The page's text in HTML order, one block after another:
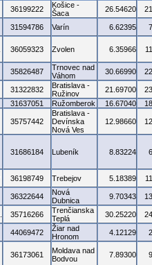
36199222
Košice -
Šaca
26.54620
31594786 Varín 6.62395
36059323 Zvolen 6.35966
35826487
Trnovec nad
Váhom
30.66990
31322832
Bratislava -
Ružinov
21.69700
31637051 Ružomberok 16.67040
35757442
Bratislava -
Devínska
Nová Ves
12.98660
31686184 Lubeník 8.83224
36198749 Trebejov 5.18389
36322644
Nová
Dubnica
9.70343
35716266
Trenčianska
Teplá
30.25220
44069472
Žiar nad
Hronom
4.12129
36173061
Moldava nad
Bodvou
7.89300